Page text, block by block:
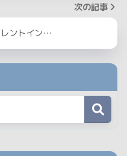
次の記事
ントイン…